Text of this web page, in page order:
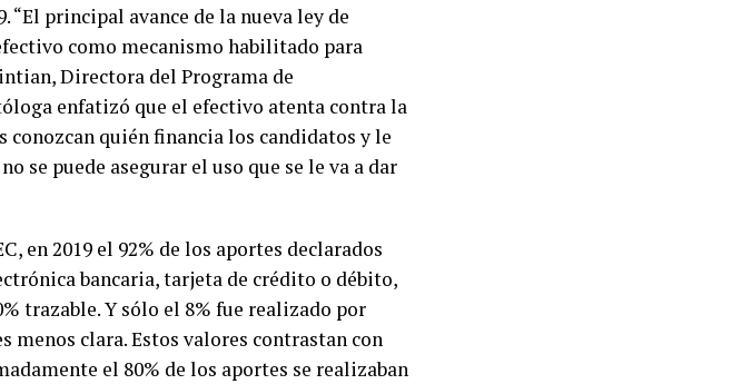
“El principal avance de la nueva ley de
como mecanismo habilitado para
Directora del Programa de
enfatizó que el efectivo atenta contra la
quién financia los candidatos y le
se puede asegurar el uso que se le va a dar
en 2019 el 92% de los aportes declarados
bancaria, tarjeta de crédito o débito,
trazable. Y sólo el 8% fue realizado por
menos clara. Estos valores contrastan con
el 80% de los aportes se realizaban